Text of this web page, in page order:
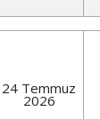
24 Temmuz
2026